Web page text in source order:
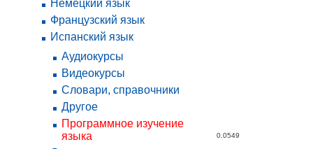
Немецкий язык
Французский язык
Испанский язык
Аудиокурсы
Видеокурсы
Словари, справочники
Другое
Программное изучение
языка
0.0549